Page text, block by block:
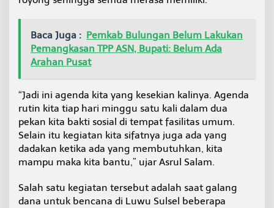
Baca Juga : Pemkab Bulungan Belum Lakukan
Pemangkasan TPP ASN, Bupati: Belum Ada
Arahan Pusat
“Jadi ini agenda kita yang kesekian kalinya. Agenda
rutin kita tiap hari minggu satu kali dalam dua
pekan kita bakti sosial di tempat fasilitas umum.
Selain itu kegiatan kita sifatnya juga ada yang
dadakan ketika ada yang membutuhkan, kita
mampu maka kita bantu,” ujar Asrul Salam.
Salah satu kegiatan tersebut adalah saat galang
dana untuk bencana di Luwu Sulsel beberapa